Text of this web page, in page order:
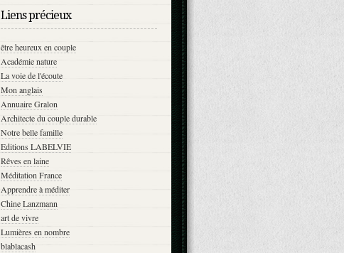
Liens précieux
être heureux en couple
Académie nature
La voie de l'écoute
Mon anglais
Annuaire Gralon
Architecte du couple durable
Notre belle famille
Editions LABELVIE
Rêves en laine
Méditation France
Apprendre à méditer
Chine Lanzmann
art de vivre
Lumières en nombre
blablacash